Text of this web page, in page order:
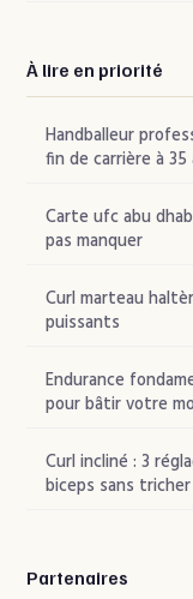
À lire en priorité
Handballeur
fin de carrière à 35
Carte ufc abu
pas manquer
Curl marteau
puissants
Endurance
pour bâtir votre
Curl incliné : 3
biceps sans tricher
Partenaires